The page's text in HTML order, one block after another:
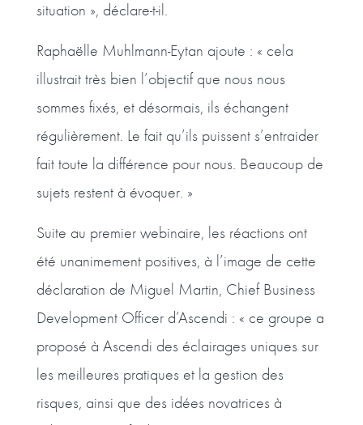
situation », déclare-t-il.
Raphaëlle Muhlmann-Eytan ajoute : « cela
illustrait très bien l’objectif que nous nous
sommes fixés, et désormais, ils échangent
régulièrement. Le fait qu’ils puissent s’entraider
fait toute la différence pour nous. Beaucoup de
sujets restent à évoquer. »
Suite au premier webinaire, les réactions ont
été unanimement positives, à l’image de cette
déclaration de Miguel Martin, Chief Business
Development Officer d’Ascendi : « ce groupe a
proposé à Ascendi des éclairages uniques sur
les meilleures pratiques et la gestion des
risques, ainsi que des idées novatrices à